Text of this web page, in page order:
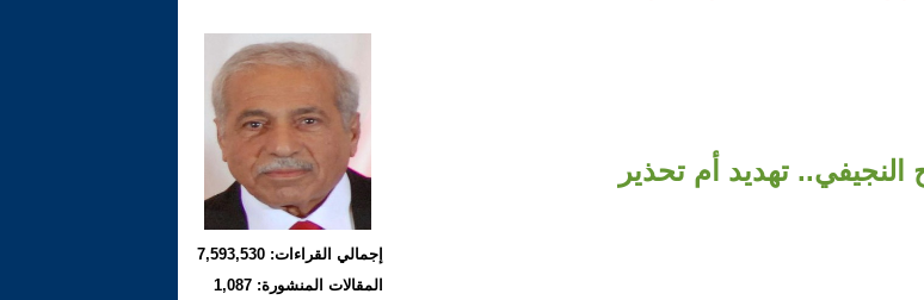
النجيفي.. تهديد أم تحذير
إجمالي القراءات: 7,593,530
المقالات المنشورة: 1,087